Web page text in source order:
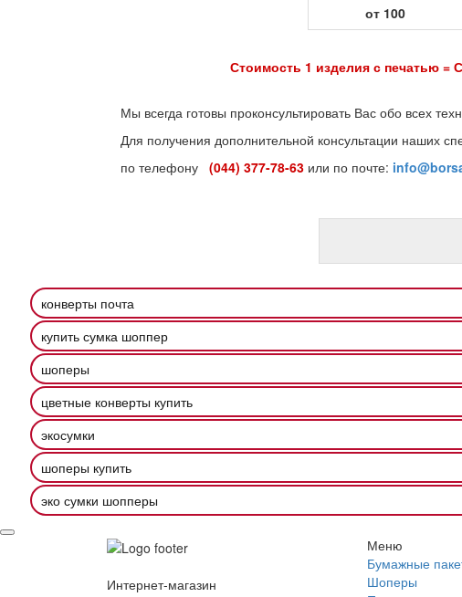
от 100
Стоимость 1 изделия с печатью =
Мы всегда готовы проконсультировать Вас обо всех
Для получения дополнительной консультации наших
по телефону (044) 377-78-63 или по почте:
конверты почта
купить сумка шоппер
шоперы
цветные конверты купить
экосумки
шоперы купить
эко сумки шопперы
Интернет-магазин
Меню
Бумажные
Шоперы